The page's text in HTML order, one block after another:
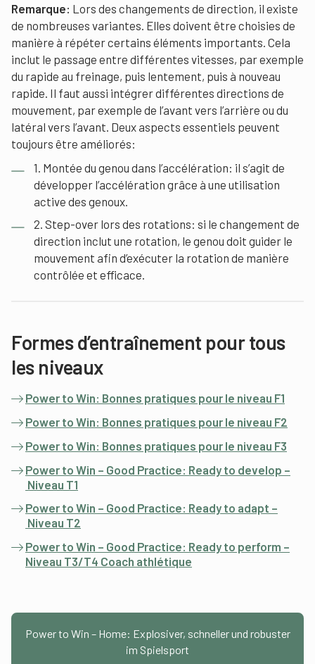
Remarque: Lors des changements de direction, il existe
de nombreuses variantes. Elles doivent être choisies de
manière à répéter certains éléments importants. Cela
inclut le passage entre différentes vitesses, par exemple
du rapide au freinage, puis lentement, puis à nouveau
rapide. Il faut aussi intégrer différentes directions de
mouvement, par exemple de l’avant vers l’arrière ou du
latéral vers l’avant. Deux aspects essentiels peuvent
toujours être améliorés:
1. Montée du genou dans l’accélération: il s’agit de
développer l’accélération grâce à une utilisation
active des genoux.
2. Step-over lors des rotations: si le changement de
direction inclut une rotation, le genou doit guider le
mouvement afin d’exécuter la rotation de manière
contrôlée et efficace.
Formes d’entraînement pour tous
les niveaux
Power to Win: Bonnes pratiques pour le niveau F1
Power to Win: Bonnes pratiques pour le niveau F2
Power to Win: Bonnes pratiques pour le niveau F3
Power to Win – Good Practice: Ready to develop –
Niveau T1
Power to Win – Good Practice: Ready to adapt –
Niveau T2
Power to Win – Good Practice: Ready to perform –
Niveau T3/T4 Coach athlétique
Power to Win – Home: Explosiver, schneller und robuster
im Spielsport